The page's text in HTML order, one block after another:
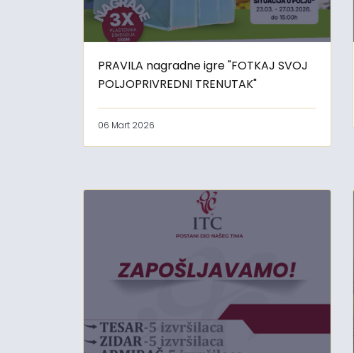
PRAVILA nagradne igre "FOTKAJ SVOJ
POLJOPRIVREDNI TRENUTAK"
06 Mart 2026